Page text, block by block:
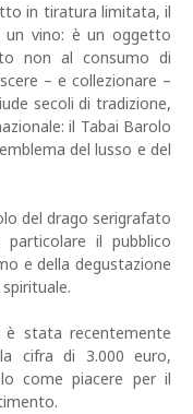
in tiratura limitata, il
un vino: è un oggetto
non al consumo di
– e collezionare –
secoli di tradizione,
il Tabai Barolo
del lusso e del
del drago serigrafato
il pubblico
e della degustazione
stata recentemente
cifra di 3.000 euro,
come piacere per il